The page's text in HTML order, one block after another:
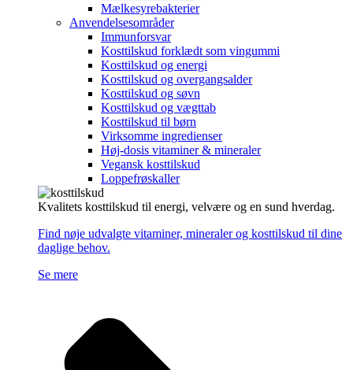
Mælkesyrebakterier
Anvendelsesområder
Immunforsvar
Kosttilskud forklædt som vingummi
Kosttilskud og energi
Kosttilskud og overgangsalder
Kosttilskud og søvn
Kosttilskud og vægttab
Kosttilskud til børn
Virksomme ingredienser
Høj-dosis vitaminer & mineraler
Vegansk kosttilskud
Loppefrøskaller
Kvalitets kosttilskud til energi, velvære og en sund hverdag.
Find nøje udvalgte vitaminer, mineraler og kosttilskud til dine
daglige behov.
Se mere